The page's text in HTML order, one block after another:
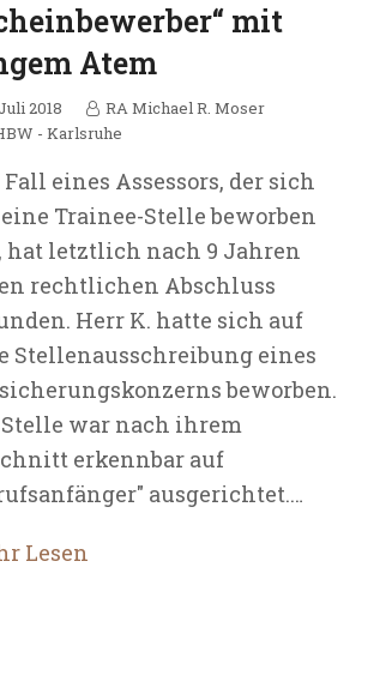
mit
Atem
2018
RA Michael R. Moser
- Karlsruhe
eines Assessors, der sich
Trainee-Stelle beworben
hat letztlich nach 9 Jahren
rechtlichen Abschluss
Herr K. hatte sich auf
Stellenausschreibung eines
beworben.
war nach ihrem
erkennbar auf
ausgerichtet.…
Lesen